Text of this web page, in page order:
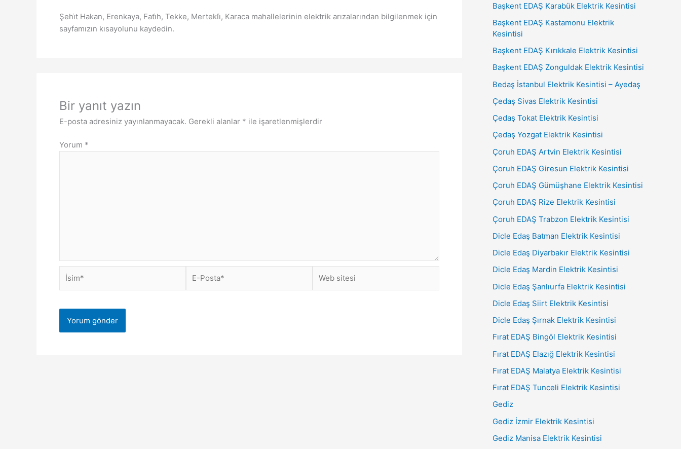
Şehi̇t Hakan, Erenkaya, Fati̇h, Tekke, Mertekli̇, Karaca mahallelerinin elektrik arızalarından bilgilenmek için
sayfamızın kısayolunu kaydedin.
Bir yanıt yazın
E-posta adresiniz yayınlanmayacak. Gerekli alanlar * ile işaretlenmişlerdir
Yorum *
Posta*
sitesi
Başkent EDAŞ Karabük Elektrik Kesintisi
Başkent EDAŞ Kastamonu Elektrik
Kesintisi
Başkent EDAŞ Kırıkkale Elektrik Kesintisi
Başkent EDAŞ Zonguldak Elektrik Kesintisi
Bedaş İstanbul Elektrik Kesintisi – Ayedaş
Çedaş Sivas Elektrik Kesintisi
Çedaş Tokat Elektrik Kesintisi
Çedaş Yozgat Elektrik Kesintisi
Çoruh EDAŞ Artvin Elektrik Kesintisi
Çoruh EDAŞ Giresun Elektrik Kesintisi
Çoruh EDAŞ Gümüşhane Elektrik Kesintisi
Çoruh EDAŞ Rize Elektrik Kesintisi
Çoruh EDAŞ Trabzon Elektrik Kesintisi
Dicle Edaş Batman Elektrik Kesintisi
Dicle Edaş Diyarbakır Elektrik Kesintisi
Dicle Edaş Mardin Elektrik Kesintisi
Dicle Edaş Şanlıurfa Elektrik Kesintisi
Dicle Edaş Siirt Elektrik Kesintisi
Dicle Edaş Şırnak Elektrik Kesintisi
Fırat EDAŞ Bingöl Elektrik Kesintisi
Fırat EDAŞ Elazığ Elektrik Kesintisi
Fırat EDAŞ Malatya Elektrik Kesintisi
Fırat EDAŞ Tunceli Elektrik Kesintisi
Gediz
Gediz İzmir Elektrik Kesintisi
Gediz Manisa Elektrik Kesintisi